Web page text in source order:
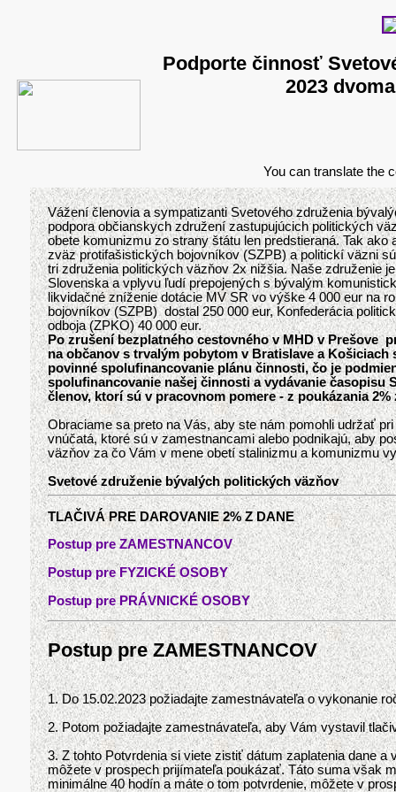
Podporte činnosť
2023
You can translate the
Vážení členovia a sympatizanti Svetového združenia
podpora občianskych združení zastupujúcich politických
obete komunizmu zo strany štátu len predstieraná. Tak
zväz protifašistických bojovníkov (SZPB) a politickí väzni
tri združenia politických väzňov 2x nižšia. Naše združenie
Slovenska a vplyvu ľudí prepojených s bývalým
likvidačné zníženie dotácie MV SR vo výške 4 000 eur na
bojovníkov (SZPB) dostal 250 000 eur, Konfederácia
odboja (ZPKO) 40 000 eur.
Po zrušení bezplatného cestovného v MHD v Prešove
na občanov s trvalým pobytom v Bratislave a
povinné spolufinancovanie plánu činnosti, čo je
spolufinancovanie našej činnosti a vydávanie
členov, ktorí sú v pracovnom pomere - z poukázania 2%
Obraciame sa preto na Vás, aby ste nám pomohli udržať
vnúčatá, ktoré sú v zamestnancami alebo podnikajú, aby
väzňov za čo Vám v mene obetí stalinizmu a komunizmu
Svetové združenie bývalých politických väzňov
TLAČIVÁ PRE DAROVANIE 2% Z DANE
Postup pre ZAMESTNANCOV
Postup pre FYZICKÉ OSOBY
Postup pre PRÁVNICKÉ OSOBY
Postup pre ZAMESTNANCOV
1. Do 15.02.2023 požiadajte zamestnávateľa o vykonanie
2. Potom požiadajte zamestnávateľa, aby Vám vystavil
3. Z tohto Potvrdenia si viete zistiť dátum zaplatenia dane
môžete v prospech prijímateľa poukázať. Táto suma však
minimálne 40 hodín a máte o tom potvrdenie, môžete v